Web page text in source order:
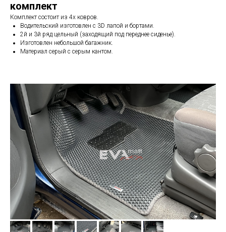
комплект
Комплект состоит из 4х ковров.
Водительский изготовлен с 3D лапой и бортами.
2й и 3й ряд цельный (заходящий под переднее сиденье).
Изготовлен небольшой багажник.
Материал серый с серым кантом.